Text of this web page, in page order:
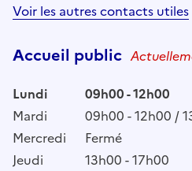
Voir les autres contacts utiles
Accueil public
Lundi
09h00 - 12h00
Mardi
09h00 - 12h00 /
Mercredi
Fermé
Jeudi
13h00 - 17h00